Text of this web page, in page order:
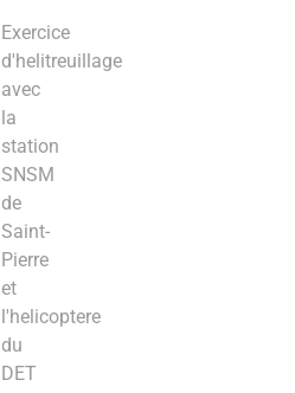
Exercice
d'helitreuillage
avec
la
station
SNSM
de
Saint-
Pierre
et
l'helicoptere
du
DET